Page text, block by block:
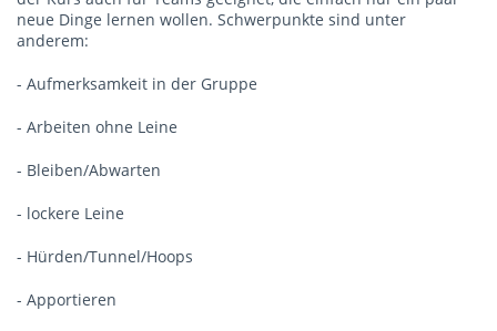
neue Dinge lernen wollen. Schwerpunkte sind unter
anderem:
- Aufmerksamkeit in der Gruppe
- Arbeiten ohne Leine
- Bleiben/Abwarten
- lockere Leine
- Hürden/Tunnel/Hoops
- Apportieren